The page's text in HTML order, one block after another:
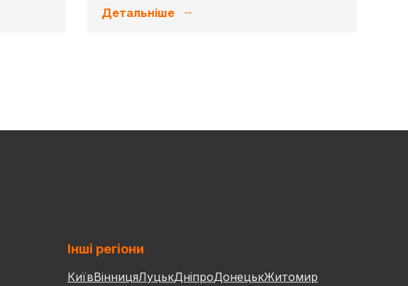
Детальніше
Інші регіони
КиївВінницяЛуцькДніпроДонецькЖитомир